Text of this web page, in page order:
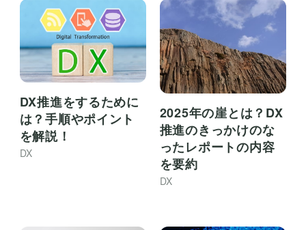
DX推進をするために
は？手順やポイント
を解説！
DX
2025年の崖とは？DX
推進のきっかけのな
ったレポートの内容
を要約
DX